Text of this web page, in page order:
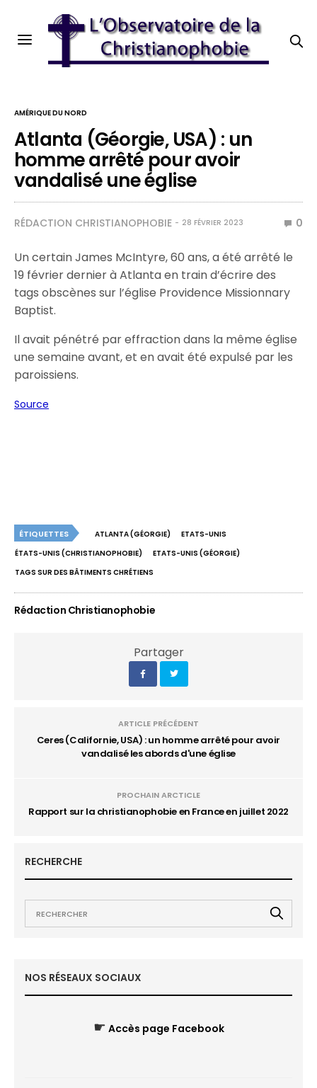
AMÉRIQUE DU NORD
Atlanta (Géorgie, USA) : un
homme arrêté pour avoir
vandalisé une église
RÉDACTION CHRISTIANOPHOBIE 28 FÉVRIER 2023 0
Un certain James McIntyre, 60 ans, a été arrêté le
19 février dernier à Atlanta en train d’écrire des
tags obscènes sur l’église Providence Missionnary
Baptist.
Il avait pénétré par effraction dans la même église
une semaine avant, et en avait été expulsé par les
paroissiens.
Source
ÉTIQUETTES ATLANTA (GÉORGIE)
ETATS-UNIS
ÉTATS-UNIS (CHRISTIANOPHOBIE)
ETATS-UNIS (GÉORGIE)
TAGS SUR DES BÂTIMENTS CHRÉTIENS
Rédaction Christianophobie
Partager
ARTICLE PRÉCÉDENT
Ceres (Californie, USA) : un homme arrêté pour avoir
vandalisé les abords d'une église
PROCHAIN ARCTICLE
Rapport sur la christianophobie en France en juillet 2022
RECHERCHE
NOS RÉSEAUX SOCIAUX
☛ Accès page Facebook